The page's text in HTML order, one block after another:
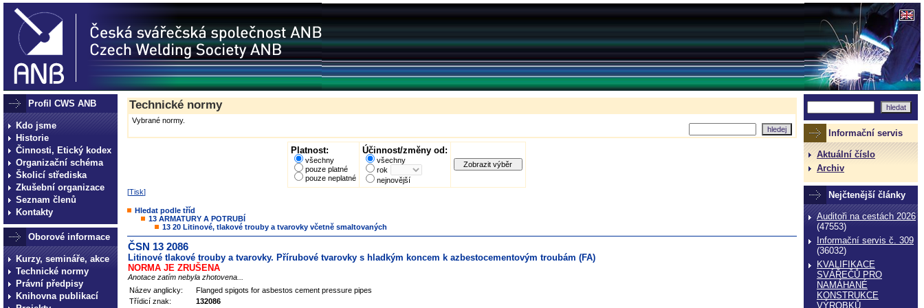
Profil CWS ANB
Kdo jsme
Historie
Činnosti, Etický kodex
Organizační schéma
Školicí střediska
Zkušební organizace
Seznam členů
Kontakty
Oborové informace
Kurzy, semináře, akce
Technické normy
Právní předpisy
Knihovna publikací
Technické normy
Vybrané normy.
Platnost:
všechny
pouze platné
pouze neplatné
Účinnost/změny od:
všechny
rok
nejnovější
[Tisk]
Hledat podle tříd
13 ARMATURY A POTRUBÍ
13 20 Litinové, tlakové trouby a tvarovky včetně smaltovaných
ČSN 13 2086
Litinové tlakové trouby a tvarovky. Přírubové tvarovky s hladkým koncem k azbestocementovým troubám (FA)
NORMA JE ZRUŠENA
Anotace zatím nebyla zhotovena...
Název anglicky:
Flanged spigots for asbestos cement pressure pipes
Třídicí znak:
132086
Informační servis
Aktuální číslo
Archiv
Nejčtenější články
Auditoři na cestách 2026
(47553)
Informační servis č. 309
(36032)
KVALIFIKACE
SVÁŘEČŮ PRO
NAMÁHANÉ
KONSTRUKCE
VÝROBKŮ,